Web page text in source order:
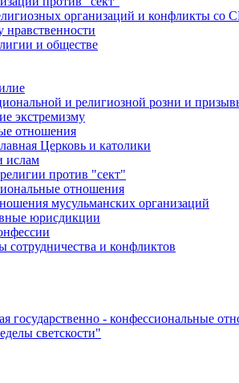
организаций и конфликты со
и обществе
и религиозной розни и
экстремизму
отношения
Церковь и католики
ислам
против "сект"
отношения
мусульманских организаций
юрисдикции
сотрудничества и конфликтов
государственно - конфессиональные
светскости"